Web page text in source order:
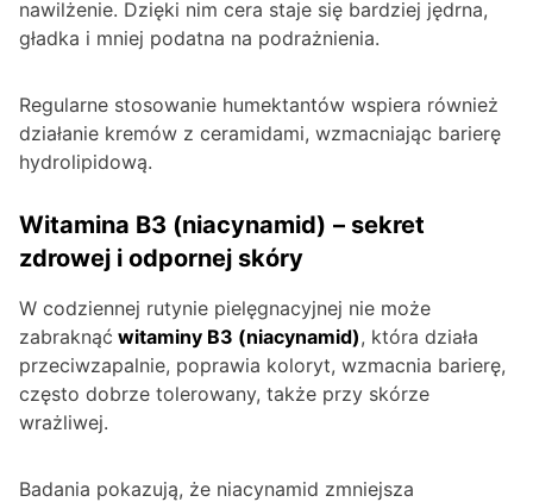
nawilżenie. Dzięki nim cera staje się bardziej jędrna,
gładka i mniej podatna na podrażnienia.
Regularne stosowanie humektantów wspiera również
działanie kremów z ceramidami, wzmacniając barierę
hydrolipidową.
Witamina B3 (niacynamid) – sekret
zdrowej i odpornej skóry
W codziennej rutynie pielęgnacyjnej nie może
zabraknąć witaminy B3 (niacynamid), która działa
przeciwzapalnie, poprawia koloryt, wzmacnia barierę,
często dobrze tolerowany, także przy skórze
wrażliwej.
Badania pokazują, że niacynamid zmniejsza